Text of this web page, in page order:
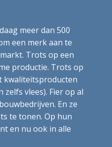
meer dan 500
een merk aan te
Trots op een
productie. Trots op
kwaliteitsproducten
vlees). Fier op al
En ze
te tonen. Op hun
en nu ook in alle